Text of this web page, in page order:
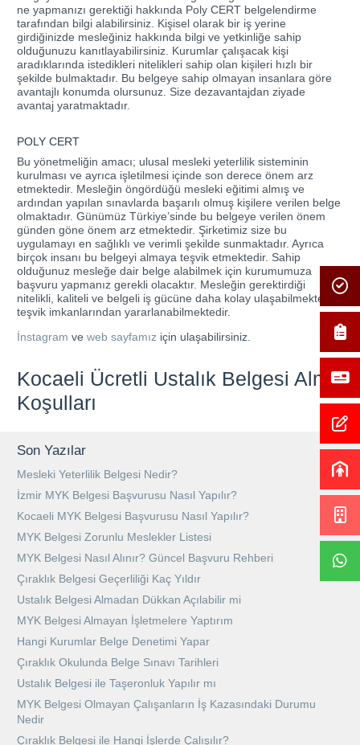
ne yapmanızı gerektiği hakkında Poly CERT belgelendirme
tarafından bilgi alabilirsiniz. Kişisel olarak bir iş yerine
girdiğinizde mesleğiniz hakkında bilgi ve yetkinliğe sahip
olduğunuzu kanıtlayabilirsiniz. Kurumlar çalışacak kişi
aradıklarında istedikleri nitelikleri sahip olan kişileri hızlı bir
şekilde bulmaktadır. Bu belgeye sahip olmayan insanlara göre
avantajlı konumda olursunuz. Size dezavantajdan ziyade
avantaj yaratmaktadır.
POLY CERT
Bu yönetmeliğin amacı; ulusal mesleki yeterlilik sisteminin
kurulması ve ayrıca işletilmesi içinde son derece önem arz
etmektedir. Mesleğin öngördüğü mesleki eğitimi almış ve
ardından yapılan sınavlarda başarılı olmuş kişilere verilen belge
olmaktadır. Günümüz Türkiye’sinde bu belgeye verilen önem
günden göne önem arz etmektedir. Şirketimiz size bu
uygulamayı en sağlıklı ve verimli şekilde sunmaktadır. Ayrıca
birçok insanı bu belgeyi almaya teşvik etmektedir. Sahip
olduğunuz mesleğe dair belge alabilmek için kurumumuza
başvuru yapmanız gerekli olacaktır. Mesleğin gerektirdiği
nitelikli, kaliteli ve belgeli iş gücüne daha kolay ulaşabilmekte ve
teşvik imkanlarından yararlanabilmektedir.
İnstagram ve web sayfamız için ulaşabilirsiniz.
Kocaeli Ücretli Ustalık Belgesi Alma
Koşulları
Son Yazılar
Mesleki Yeterlilik Belgesi Nedir?
İzmir MYK Belgesi Başvurusu Nasıl Yapılır?
Kocaeli MYK Belgesi Başvurusu Nasıl Yapılır?
MYK Belgesi Zorunlu Meslekler Listesi
MYK Belgesi Nasıl Alınır? Güncel Başvuru Rehberi
Çıraklık Belgesi Geçerliliği Kaç Yıldır
Ustalık Belgesi Almadan Dükkan Açılabilir mi
MYK Belgesi Almayan İşletmelere Yaptırım
Hangi Kurumlar Belge Denetimi Yapar
Çıraklık Okulunda Belge Sınavı Tarihleri
Ustalık Belgesi ile Taşeronluk Yapılır mı
MYK Belgesi Olmayan Çalışanların İş Kazasındaki Durumu
Nedir
Çıraklık Belgesi ile Hangi İşlerde Çalışılır?